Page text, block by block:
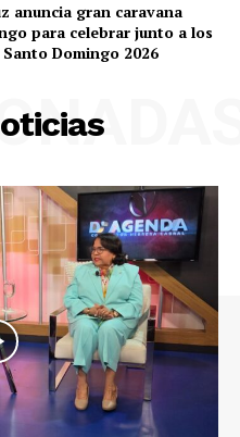
anuncia gran caravana
para celebrar junto a los
Domingo 2026